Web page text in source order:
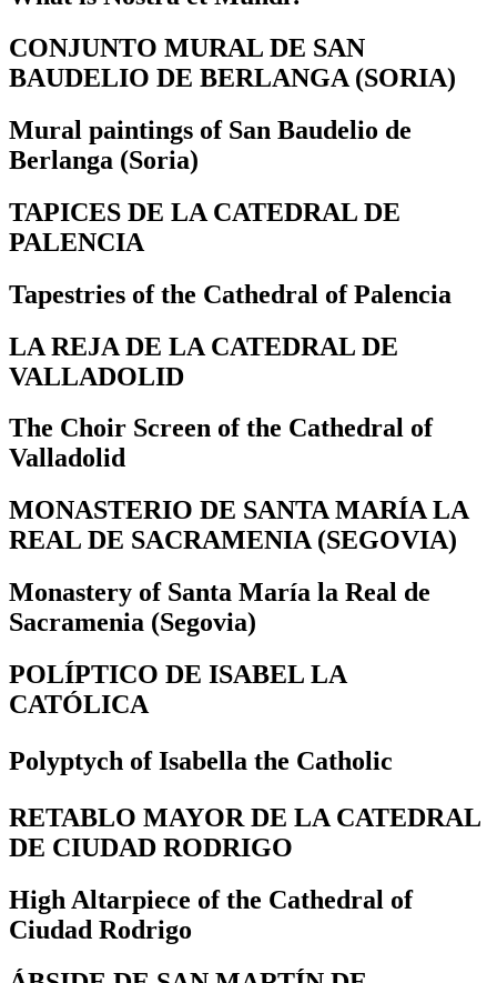
CONJUNTO MURAL DE SAN
BAUDELIO DE BERLANGA (SORIA)
Mural paintings of San Baudelio de
Berlanga (Soria)
TAPICES DE LA CATEDRAL DE
PALENCIA
Tapestries of the Cathedral of Palencia
LA REJA DE LA CATEDRAL DE
VALLADOLID
The Choir Screen of the Cathedral of
Valladolid
MONASTERIO DE SANTA MARÍA LA
REAL DE SACRAMENIA (SEGOVIA)
Monastery of Santa María la Real de
Sacramenia (Segovia)
POLÍPTICO DE ISABEL LA
CATÓLICA
Polyptych of Isabella the Catholic
RETABLO MAYOR DE LA CATEDRAL
DE CIUDAD RODRIGO
High Altarpiece of the Cathedral of
Ciudad Rodrigo